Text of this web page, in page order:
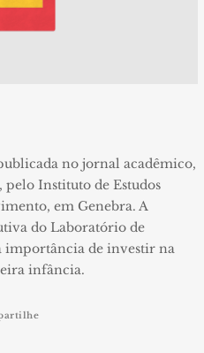
no jornal acadêmico,
, pelo Instituto de Estudos
em Genebra. A
do Laboratório de
importância de investir na
infância.